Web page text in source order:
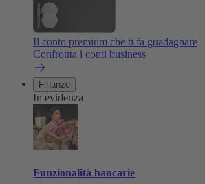
Il conto premium che ti fa guadagnare
Confronta i conti business
Finanze
In evidenza
Funzionalità bancarie